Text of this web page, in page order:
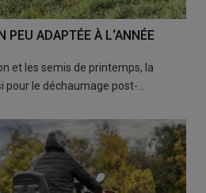
PEU ADAPTÉE À L‘ANNÉE
et les semis de printemps, la
pour le déchaumage post-…